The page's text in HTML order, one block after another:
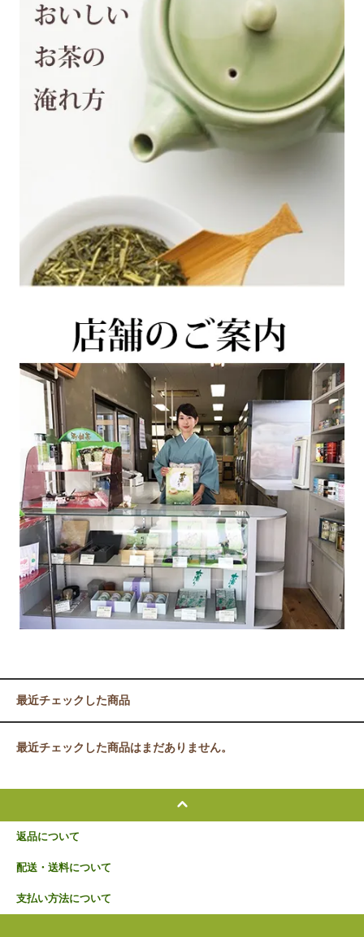
最近チェックした商品
最近チェックした商品はまだありません。
返品について
配送・送料について
支払い方法について